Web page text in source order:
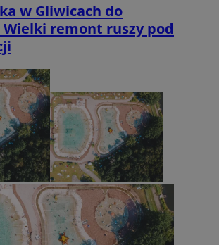
w Gliwicach do
remont ruszy pod